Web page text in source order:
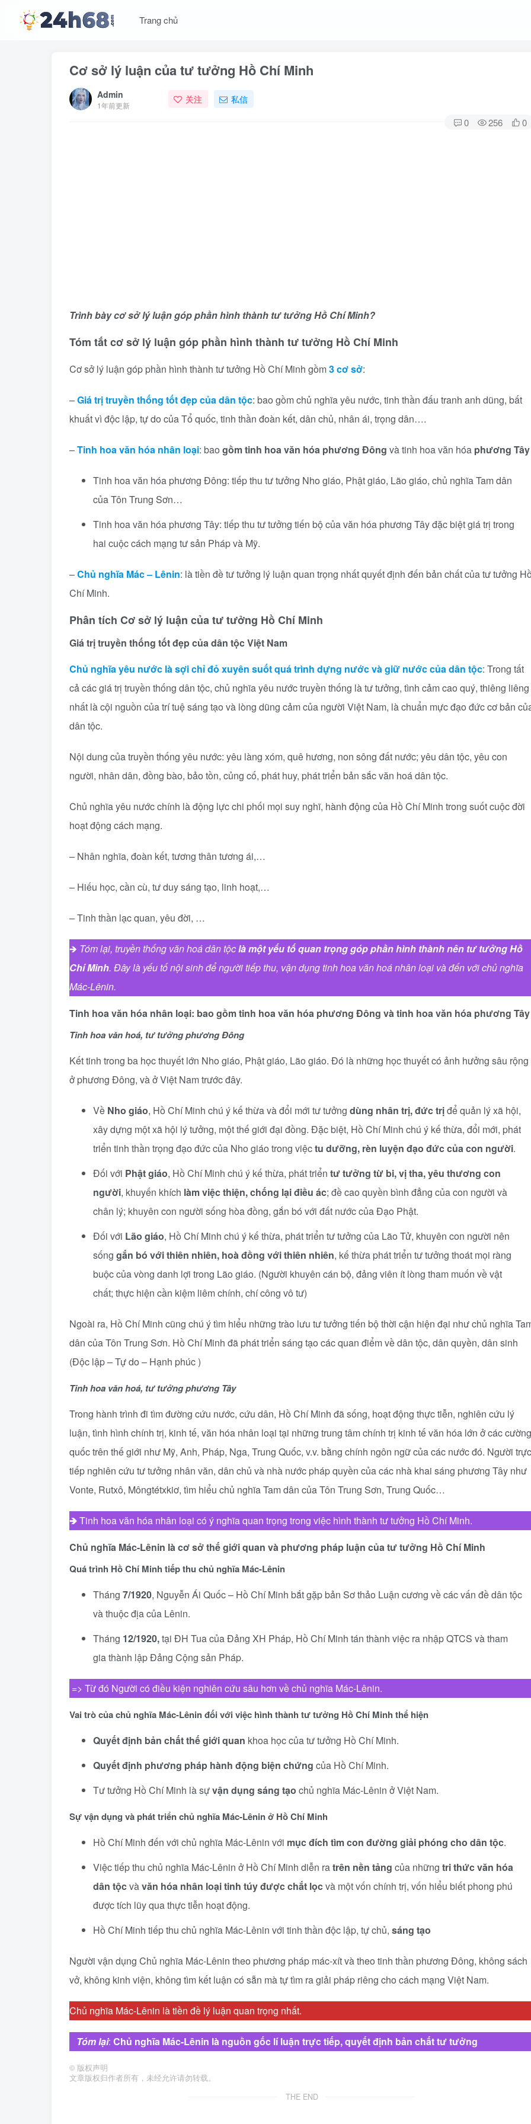
Trang chủ
Cơ sở lý luận của tư tưởng Hồ Chí Minh
Admin
1年前更新 关注 私信
0 256 0
Trình bày cơ sở lý luận góp phần hình thành tư tưởng Hồ Chí Minh?
Tóm tắt cơ sở lý luận góp phần hình thành tư tưởng Hồ Chí Minh
Cơ sở lý luận góp phần hình thành tư tưởng Hồ Chí Minh gồm3 cơ sở:
–Giá trị truyền thống tốt đẹp của dân tộc: bao gồm chủ nghĩa yêu nước, tinh thần đấu tranh anh dũng, bất
khuất vì độc lập, tự do của Tổ quốc, tinh thần đoàn kết, dân chủ, nhân ái, trọng dân….
–Tinh hoa văn hóa nhân loại: bao gồm tinh hoa văn hóa phương Đông và tinh hoa văn hóa phương Tây
Tinh hoa văn hóa phương Đông: tiếp thu tư tưởng Nho giáo, Phật giáo, Lão giáo, chủ nghĩa Tam dân
của Tôn Trung Sơn…
Tinh hoa văn hóa phương Tây: tiếp thu tư tưởng tiến bộ của văn hóa phương Tây đặc biệt giá trị trong
hai cuộc cách mạng tư sản Pháp và Mỹ.
–Chủ nghĩa Mác – Lênin: là tiền đề tư tưởng lý luận quan trọng nhất quyết định đến bản chất của tư tưởng
Chí Minh.
Phân tích Cơ sở lý luận của tư tưởng Hồ Chí Minh
Giá trị truyền thống tốt đẹp của dân tộc Việt Nam
Chủ nghĩa yêu nước là sợi chỉ đỏ xuyên suốt quá trình dựng nước và giữ nước của dân tộc: Trong tất
cả các giá trị truyền thống dân tộc, chủ nghĩa yêu nước truyền thống là tư tưởng, tình cảm cao quý, thiêng liêng
nhất là cội nguồn của trí tuệ sáng tạo và lòng dũng cảm của người Việt Nam, là chuẩn mực đạo đức cơ bản
dân tộc.
Nội dung của truyền thống yêu nước: yêu làng xóm, quê hương, non sông đất nước; yêu dân tộc, yêu con
người, nhân dân, đồng bào, bảo tồn, củng cố, phát huy, phát triển bản sắc văn hoá dân tộc.
Chủ nghĩa yêu nước chính là động lực chi phối mọi suy nghĩ, hành động của Hồ Chí Minh trong suốt cuộc đời
hoạt động cách mạng.
– Nhân nghĩa, đoàn kết, tương thân tương ái,…
– Hiếu học, cần cù, tư duy sáng tạo, linh hoạt,…
– Tinh thần lạc quan, yêu đời, …
🡺 Tóm lại, truyền thống văn hoá dân tộclà một yếu tố quan trọng góp phần hình thành nên tư tưởng Hồ
Chí Minh. Đây là yếu tố nội sinh để người tiếp thu, vận dụng tinh hoa văn hoá nhân loại và đến với chủ nghĩa
Mác-Lênin.
Tinh hoa văn hóa nhân loại: bao gồm tinh hoa văn hóa phương Đông và tinh hoa văn hóa phương Tây
Tinh hoa văn hoá, tư tưởng phương Đông
Kết tinh trong ba học thuyết lớn Nho giáo, Phật giáo, Lão giáo. Đó là những học thuyết có ảnh hưởng sâu rộng
ở phương Đông, và ở Việt Nam trước đây.
Về Nho giáo, Hồ Chí Minh chú ý kế thừa và đổi mới tư tưởng dùng nhân trị, đức trịđể quản lý xã hội,
xây dựng một xã hội lý tưởng, một thế giới đại đồng. Đặc biệt, Hồ Chí Minh chú ý kế thừa, đổi mới, phát
triển tinh thần trọng đạo đức của Nho giáo trong việctu dưỡng, rèn luyện đạo đức của con người.
Đối với Phật giáo, Hồ Chí Minh chú ý kế thừa, phát triển tư tưởng từ bi, vị tha, yêu thương con
người, khuyến khích làm việc thiện, chống lại điều ác; đề cao quyền bình đẳng của con người và
chân lý; khuyên con người sống hòa đồng, gắn bó với đất nước của Đạo Phật.
Đối với Lão giáo, Hồ Chí Minh chú ý kế thừa, phát triển tư tưởng của Lão Tử, khuyên con người nên
sống gắn bó với thiên nhiên, hoà đồng với thiên nhiên, kế thừa phát triển tư tưởng thoát mọi ràng
buộc của vòng danh lợi trong Lão giáo. (Người khuyên cán bộ, đảng viên ít lòng tham muốn về vật
chất; thực hiện cần kiệm liêm chính, chí công vô tư)
Ngoài ra, Hồ Chí Minh cũng chú ý tìm hiểu những trào lưu tư tưởng tiến bộ thời cận hiện đại như chủ nghĩa
dân của Tôn Trung Sơn. Hồ Chí Minh đã phát triển sáng tạo các quan điểm về dân tộc, dân quyền, dân sinh
(Độc lập – Tự do – Hạnh phúc )
Tinh hoa văn hoá, tư tưởng phương Tây
Trong hành trình đi tìm đường cứu nước, cứu dân, Hồ Chí Minh đã sống, hoạt động thực tiễn, nghiên cứu lý
luận, tình hình chính trị, kinh tế, văn hóa nhân loại tại những trung tâm chính trị kinh tế văn hóa lớn ở các cường
quốc trên thế giới như Mỹ, Anh, Pháp, Nga, Trung Quốc, v.v. bằng chính ngôn ngữ của các nước đó. Người trực
tiếp nghiên cứu tư tưởng nhân văn, dân chủ và nhà nước pháp quyền của các nhà khai sáng phương Tây như
Vonte, Rutxô, Môngtétxkiơ, tìm hiểu chủ nghĩa Tam dân của Tôn Trung Sơn, Trung Quốc…
🡺Tinh hoa văn hóa nhân loại có ý nghĩa quan trọng trong việc hình thành tư tưởng Hồ Chí Minh.
Chủ nghĩa Mác-Lênin là cơ sở thế giới quan và phương pháp luận của tư tưởng Hồ Chí Minh
Quá trình Hồ Chí Minh tiếp thu chủ nghĩa Mác-Lênin
Tháng 7/1920, Nguyễn Ái Quốc – Hồ Chí Minh bắt gặp bản Sơ thảo Luận cương về các vấn đề dân tộc
và thuộc địa của Lênin.
Tháng 12/1920,tại ĐH Tua của Đảng XH Pháp, Hồ Chí Minh tán thành việc ra nhập QTCS và tham
gia thành lập Đảng Cộng sản Pháp.
=> Từ đó Người có điều kiện nghiên cứu sâu hơn về chủ nghĩa Mác-Lênin.
Vai trò của chủ nghĩa Mác-Lênin đối với việc hình thành tư tưởng Hồ Chí Minh thể hiện
Quyết định bản chất thế giới quan khoa học của tư tưởng Hồ Chí Minh.
Quyết định phương pháp hành động biện chứng của Hồ Chí Minh.
Tư tưởng Hồ Chí Minh là sựvận dụng sáng tạo chủ nghĩa Mác-Lênin ở Việt Nam.
Sự vận dụng và phát triển chủ nghĩa Mác-Lênin ở Hồ Chí Minh
Hồ Chí Minh đến với chủ nghĩa Mác-Lênin với mục đích tìm con đường giải phóng cho dân tộc.
Việc tiếp thu chủ nghĩa Mác-Lênin ở Hồ Chí Minh diễn ratrên nền tảng của những tri thức văn hóa
dân tộcvàvăn hóa nhân loại tinh túy được chắt lọcvà một vốn chính trị, vốn hiểu biết phong phú
được tích lũy qua thực tiễn hoạt động.
Hồ Chí Minh tiếp thu chủ nghĩa Mác-Lênin với tinh thần độc lập, tự chủ, sáng tạo
Người vận dụng Chủ nghĩa Mác-Lênin theo phương pháp mác-xít và theo tinh thần phương Đông, không sách
vở, không kinh viện, không tìm kết luận có sẵn mà tự tìm ra giải pháp riêng cho cách mạng Việt Nam.
Chủ nghĩa Mác-Lênin là tiền đề lý luận quan trọng nhất.
Tóm lại: Chủ nghĩa Mác-Lênin là nguồn gốc lí luận trực tiếp, quyết định bản chất tư tưởng
© 版权声明
文章版权归作者所有，未经允许请勿转载。
THE END